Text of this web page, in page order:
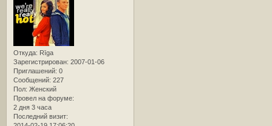
Откуда: Rīga
Зарегистрирован: 2007-01-06
Приглашений: 0
Сообщений: 227
Пол: Женский
Провел на форуме:
2 дня 3 часа
Последний визит: